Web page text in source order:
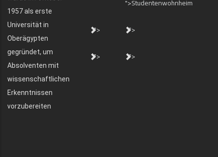
1957 als erste
Universität in
Oberägypten
gegründet, um
Absolventen mit
wissenschaftlichen
Erkenntnissen
vorzubereiten
">Studentenwohnheim
"> ">
"> ">